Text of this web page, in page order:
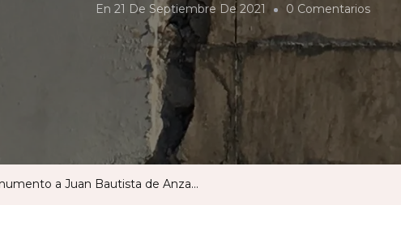
En 21 De Septiembre De 2021 0 ComentariosEn
Placa
a Juan Bautista de Anza…